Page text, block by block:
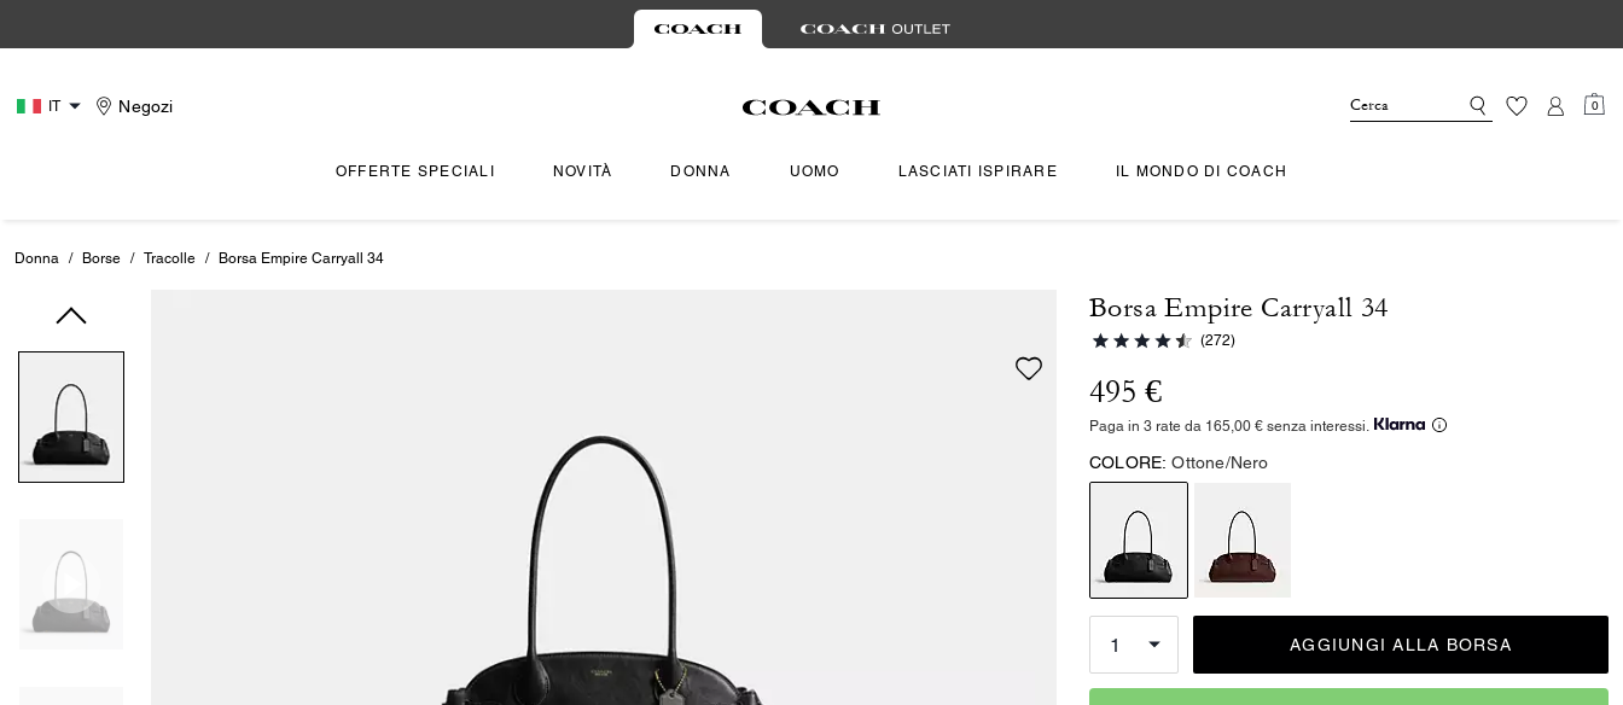
IT Negozi 0
OFFERTE SPECIALI NOVITÀ DONNA UOMO LASCIATI ISPIRARE IL MONDO DI COACH
Donna / Borse / Tracolle / Borsa Empire Carryall 34
Borsa Empire Carryall 34
(272)
495 €
Paga in 3 rate da 165,00 € senza interessi.
COLORE: Ottone/Nero
AGGIUNGI ALLA BORSA